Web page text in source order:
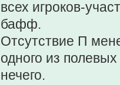
всех игроков-
бафф.
Отсутствие П
одного из
нечего.